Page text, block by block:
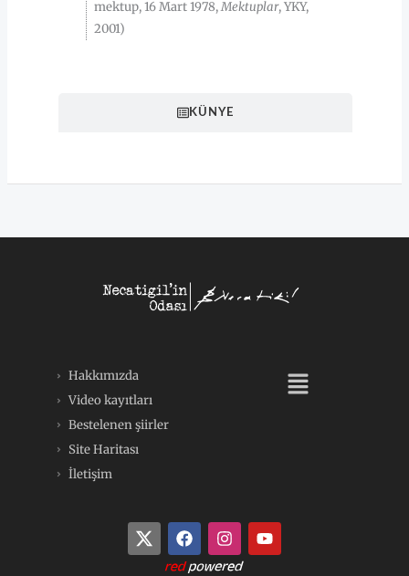
KÜNYE
mektup, 16 Mart 1978,Mektuplar, YKY,
2001)
Hakkımızda
Video kayıtları
Bestelenen şiirler
Site Haritası
İletişim
Menü
F
a
c
e
I
n
s
t
Y
o
u